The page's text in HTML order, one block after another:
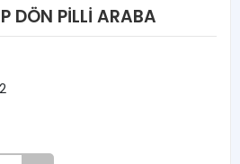
DÖN PİLLİ ARABA